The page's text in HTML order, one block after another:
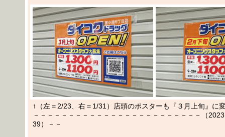
↑（左＝2/23、右＝1/31）店頭のポスターも『３月上旬』に
－－－－－－－－－－－－－－－－－－－－－－－－（
39）－－